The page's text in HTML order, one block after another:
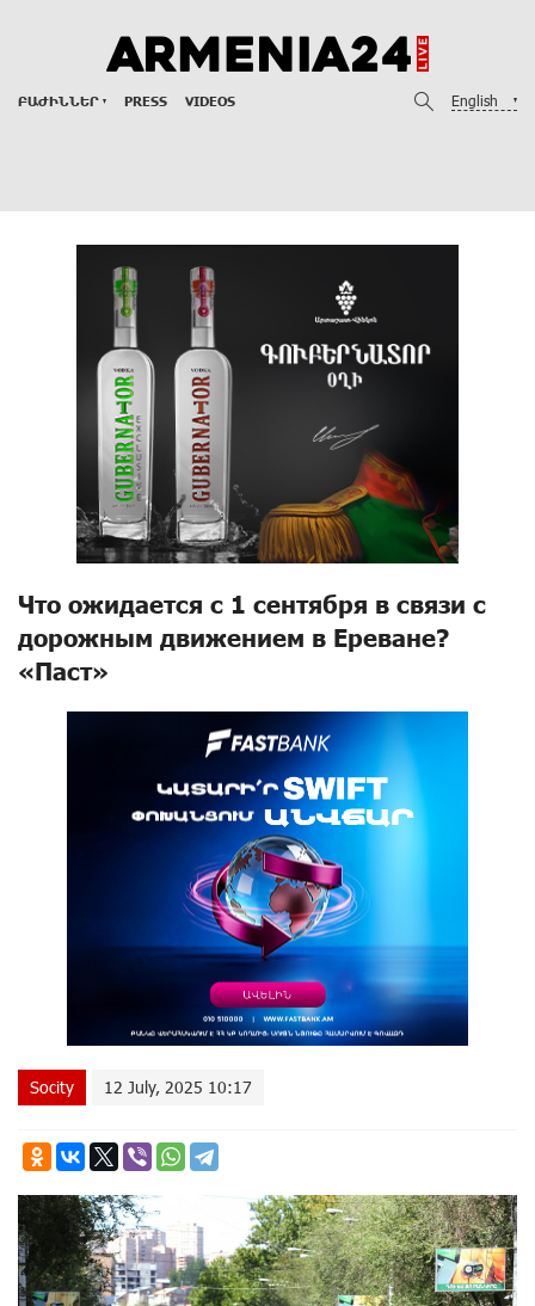
ԲԱԺԻՆՆԵՐ PRESS VIDEOS English
Что ожидается с 1 сентября в связи с
дорожным движением в Ереване?
«Паст»
Socity 12 July, 2025 10:17